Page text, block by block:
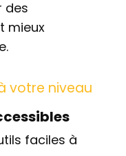
des
mieux
votre niveau
faciles à